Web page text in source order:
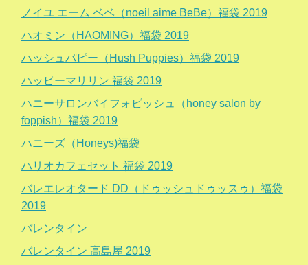
ノイユ エーム ベベ（noeil aime BeBe）福袋 2019
ハオミン（HAOMING）福袋 2019
ハッシュパピー（Hush Puppies）福袋 2019
ハッピーマリリン 福袋 2019
ハニーサロンバイフォビッシュ（honey salon by
foppish）福袋 2019
ハニーズ（Honeys)福袋
ハリオカフェセット 福袋 2019
バレエレオタード DD（ドゥッシュドゥッスゥ）福袋
2019
バレンタイン
バレンタイン 高島屋 2019